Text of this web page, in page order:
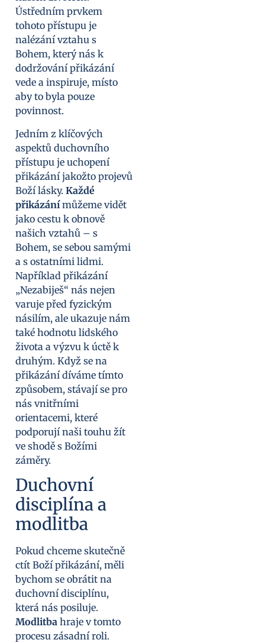
Ústředním prvkem
tohoto přístupu je
nalézání vztahu s
Bohem, který nás k
dodržování přikázání
vede a inspiruje, místo
aby to byla pouze
povinnost.
Jedním z klíčových
aspektů duchovního
přístupu je uchopení
přikázání jakožto projevů
Boží lásky. Každé
přikázánímůžeme vidět
jako cestu k obnově
našich vztahů – s
Bohem, se sebou samými
a s ostatními lidmi.
Například přikázání
„Nezabiješ“ nás nejen
varuje před fyzickým
násilím, ale ukazuje nám
také hodnotu lidského
života a výzvu k úctě k
druhým. Když se na
přikázání díváme tímto
způsobem, stávají se pro
nás vnitřními
orientacemi, které
podporují naši touhu žít
ve shodě s Božími
záměry.
Duchovní
disciplína a
modlitba
Pokud chceme skutečně
ctít Boží přikázání, měli
bychom se obrátit na
duchovní disciplínu,
která nás posiluje.
Modlitba hraje v tomto
procesu zásadní roli.